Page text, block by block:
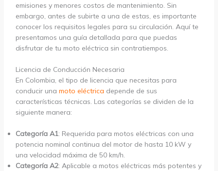
emisiones y menores costos de mantenimiento. Sin
embargo, antes de subirte a una de estas, es importante
conocer los requisitos legales para su circulación. Aquí te
presentamos una guía detallada para que puedas
disfrutar de tu moto eléctrica sin contratiempos.
Licencia de Conducción Necesaria
En Colombia, el tipo de licencia que necesitas para
conducir una moto eléctrica depende de sus
características técnicas. Las categorías se dividen de la
siguiente manera:
Categoría A1: Requerida para motos eléctricas con una
potencia nominal continua del motor de hasta 10 kW y
una velocidad máxima de 50 km/h.
Categoría A2: Aplicable a motos eléctricas más potentes y